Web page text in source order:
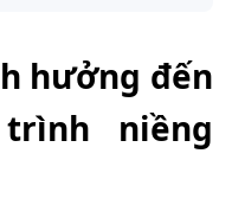
hưởng đến
niềng